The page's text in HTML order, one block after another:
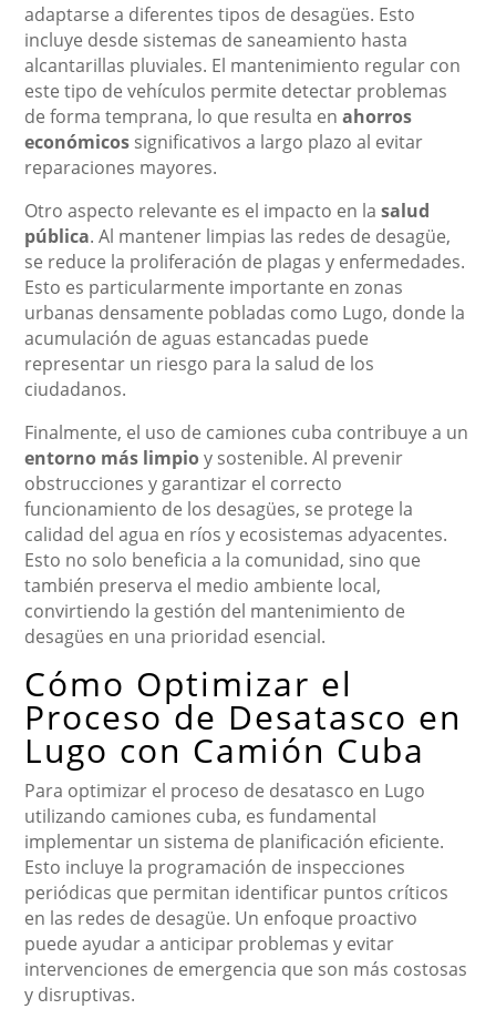
adaptarse a diferentes tipos de desagües. Esto
incluye desde sistemas de saneamiento hasta
alcantarillas pluviales. El mantenimiento regular con
este tipo de vehículos permite detectar problemas
de forma temprana, lo que resulta enahorros
económicos significativos a largo plazo al evitar
reparaciones mayores.
Otro aspecto relevante es el impacto en lasalud
pública. Al mantener limpias las redes de desagüe,
se reduce la proliferación de plagas y enfermedades.
Esto es particularmente importante en zonas
urbanas densamente pobladas como Lugo, donde la
acumulación de aguas estancadas puede
representar un riesgo para la salud de los
ciudadanos.
Finalmente, el uso de camiones cuba contribuye a un
entorno más limpioy sostenible. Al prevenir
obstrucciones y garantizar el correcto
funcionamiento de los desagües, se protege la
calidad del agua en ríos y ecosistemas adyacentes.
Esto no solo beneficia a la comunidad, sino que
también preserva el medio ambiente local,
convirtiendo la gestión del mantenimiento de
desagües en una prioridad esencial.
Cómo Optimizar el
Proceso de Desatasco en
Lugo con Camión Cuba
Para optimizar el proceso de desatasco en Lugo
utilizando camiones cuba, es fundamental
implementar un sistema de planificación eficiente.
Esto incluye la programación de inspecciones
periódicas que permitan identificar puntos críticos
en las redes de desagüe. Un enfoque proactivo
puede ayudar a anticipar problemas y evitar
intervenciones de emergencia que son más costosas
y disruptivas.